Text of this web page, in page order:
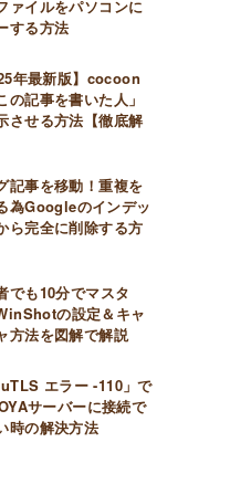
ァイルをパソコンに
する方法
年最新版】cocoon
の記事を書いた人」
させる方法【徹底解
記事を移動！重複を
為Googleのインデッ
ら完全に削除する方
でも10分でマスタ
の設定＆キャ
方法を図解で解説
エラー -110」で
サーバーに接続で
時の解決方法